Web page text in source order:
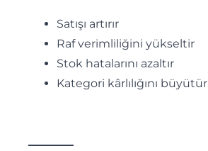
Satışı artırır
Raf verimliliğini yükseltir
Stok hatalarını azaltır
Kategori kârlılığını büyütür